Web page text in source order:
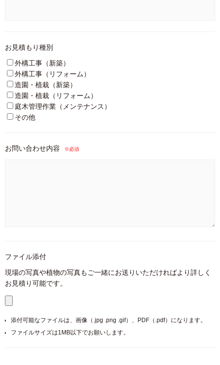
お見積もり種別
外構工事（新築）
外構工事（リフォーム）
造園・植栽（新築）
造園・植栽（リフォーム）
庭木管理作業（メンテナンス）
その他
お問い合わせ内容 ※必須
ファイル添付
現場の写真や植物の写真もご一緒にお送りいただければより詳しく
お見積り可能です。
添付可能なファイルは、画像（.jpg .png .gif）、PDF（.pdf）になります。
ファイルサイズは1MB以下でお願いします。